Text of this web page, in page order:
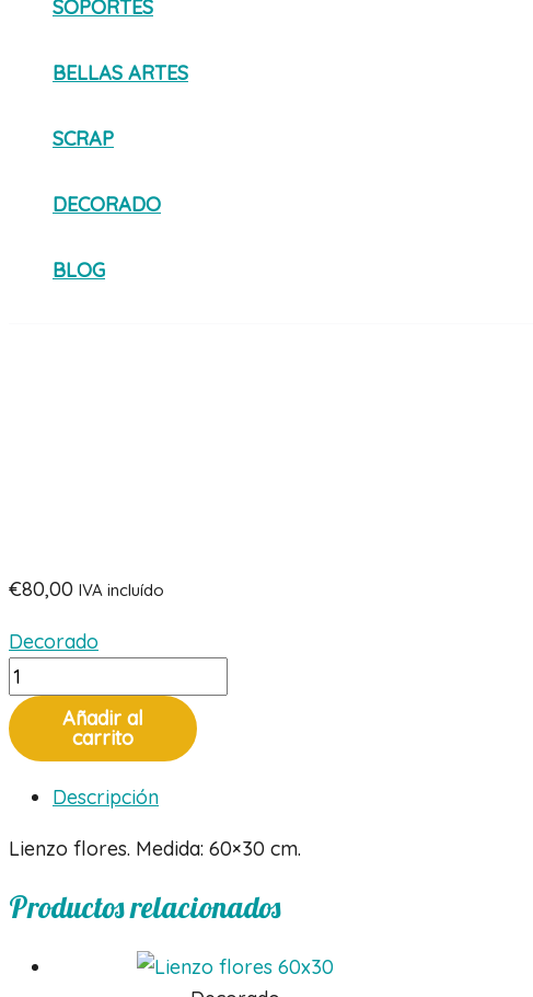
SOPORTES
BELLAS ARTES
SCRAP
DECORADO
BLOG
€80,00 IVA incluído
Decorado
Lienzo
flores
60x30
cantidad
Añadir al
carrito
Descripción
Lienzo flores. Medida: 60×30 cm.
Productos relacionados